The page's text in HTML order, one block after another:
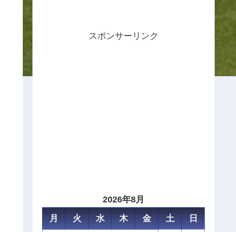
スポンサーリンク
2026年8月
月
火 水 木 金 土
日